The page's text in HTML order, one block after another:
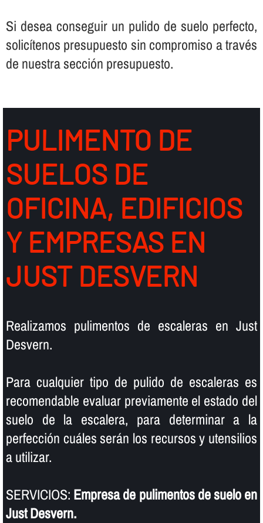
Si desea conseguir un pulido de suelo perfecto,
solicí­tenos presupuesto sin compromiso a través
de nuestra sección presupuesto.
PULIMENTO DE
SUELOS DE
OFICINA, EDIFICIOS
Y EMPRESAS EN
JUST DESVERN
Realizamos pulimentos de escaleras en Just
Desvern.
Para cualquier tipo de pulido de escaleras es
recomendable evaluar previamente el estado del
suelo de la escalera, para determinar a la
perfección cuáles serán los recursos y utensilios
a utilizar.
SERVICIOS: Empresa de pulimentos de suelo en
Just Desvern.